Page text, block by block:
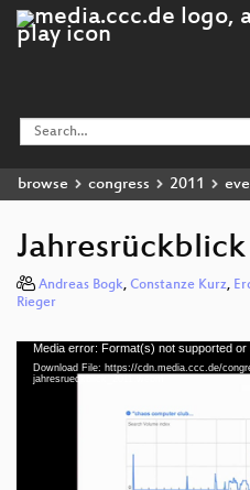
browse congress 2011
Jahresrückblick
Andreas Bogk, Constanze Kurz,
Rieger
Video
Player
Media error: Format(s) not supported
Download File: https://cdn.media.ccc.de/
jahresrueckblick_2011.webm